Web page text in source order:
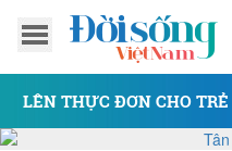
LÊN THỰC ĐƠN CHO TRẺ